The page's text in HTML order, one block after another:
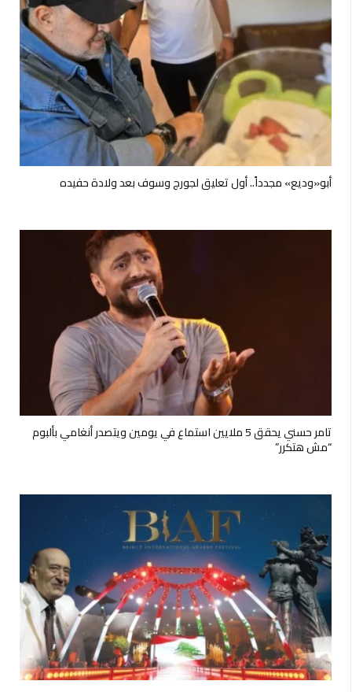
أبو«وديع» مجدداً.. أول تعليق لجورج وسوف بعد ولادة حفيده
تامر حسني يحقق 5 ملايين استماع في يومين ويتصدر أنغامي بألبوم
“مش هتكرر”